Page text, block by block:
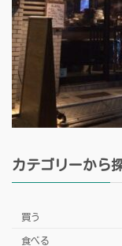
カテゴリーから
買う
食べる